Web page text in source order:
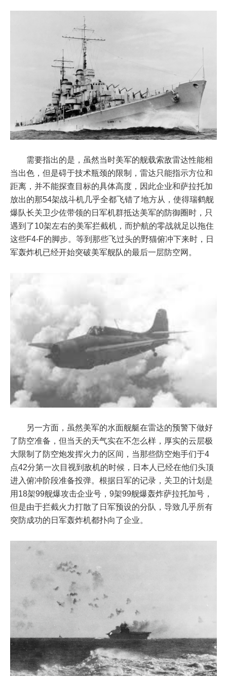
需要指出的是，虽然当时美军的舰载索敌雷达性能相
当出色，但是碍于技术瓶颈的限制，雷达只能指示方位和
距离，并不能探查目标的具体高度，因此企业和萨拉托加
放出的那54架战斗机几乎全都飞错了地方从，使得瑞鹤舰
爆队长关卫少佐带领的日军机群抵达美军的防御圈时，只
遇到了10架左右的美军拦截机，而护航的零战就足以拖住
这些F4-F的脚步。等到那些飞过头的野猫俯冲下来时，日
军轰炸机已经开始突破美军舰队的最后一层防空网。
另一方面，虽然美军的水面舰艇在雷达的预警下做好
了防空准备，但当天的天气实在不怎么样，厚实的云层极
大限制了防空炮发挥火力的区间，当那些防空炮手们于4
点42分第一次目视到敌机的时候，日本人已经在他们头顶
进入俯冲阶段准备投弹。根据日军的记录，关卫的计划是
用18架99舰爆攻击企业号，9架99舰爆轰炸萨拉托加号，
但是由于拦截火力打散了日军预设的分队，导致几乎所有
突防成功的日军轰炸机都扑向了企业。